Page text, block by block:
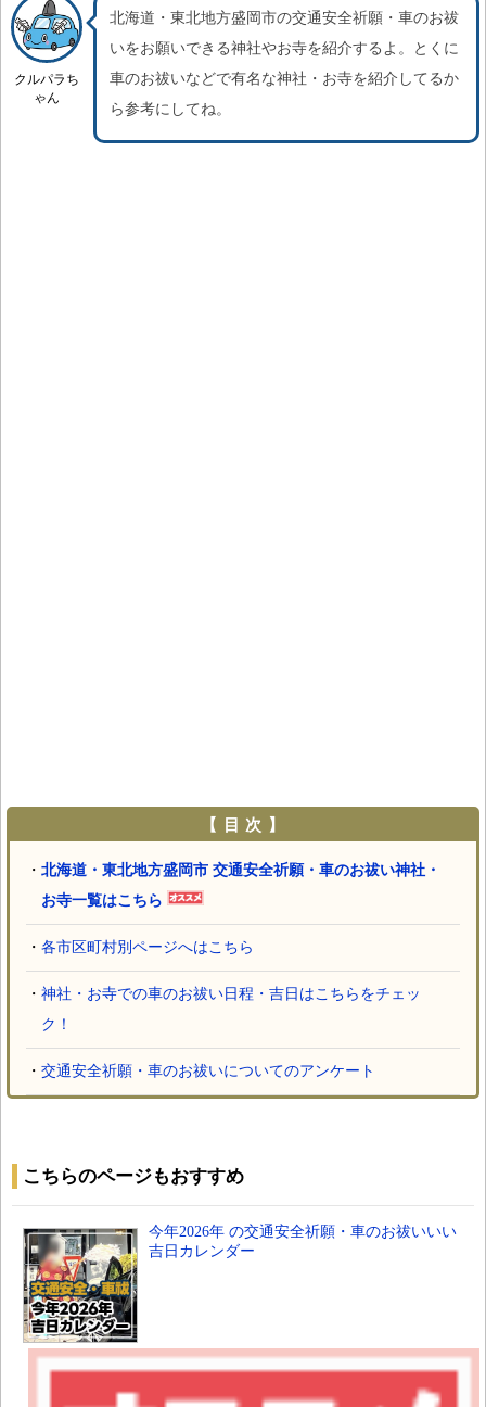
クルパラち
ゃん
北海道・東北地方盛岡市の交通安全祈願・車のお祓
いをお願いできる神社やお寺を紹介するよ。
とくに
車のお祓いなどで有名な神社・お寺を紹介 してるか
ら参考にしてね。
【 目 次 】
・ 北海道・東北地方盛岡市 交通安全祈願・車のお祓い神社・
お寺一覧はこちら
・ 各市区町村別ページへはこちら
・ 神社・お寺での車のお祓い日程・吉日はこちらをチェッ
ク！
・ 交通安全祈願・車のお祓いについてのアンケート
こちらのページもおすすめ
今年2026年 の交通安全祈願・車のお祓いいい
吉日カレンダー